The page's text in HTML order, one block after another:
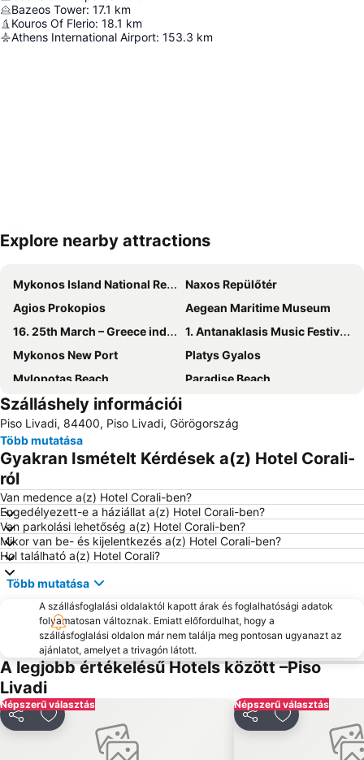
Bazeos Tower: 17.1 km
Kouros Of Flerio: 18.1 km
Athens International Airport: 153.3 km
Nagy méretű térkép
Explore nearby attractions
Mykonos Island National Repülőtér
Naxos Repülőtér
Agios Prokopios
Aegean Maritime Museum
16. 25th March – Greece independence day
1. Antanaklasis Music Festival Mykonos
Mykonos New Port
Platys Gyalos
Mylopotas Beach
Paradise Beach
Psarou Beach
Agios Ioannis Beach
Ornos Beach
Skandinavian bar
Szálláshely információi
Piso Livadi, 84400, Piso Livadi, Görögország
Több mutatása
Gyakran Ismételt Kérdések a(z) Hotel Corali-
ról
Van medence a(z) Hotel Corali-ben?
Engedélyezett-e a háziállat a(z) Hotel Corali-ben?
Van parkolási lehetőség a(z) Hotel Corali-ben?
Mikor van be- és kijelentkezés a(z) Hotel Corali-ben?
Hol található a(z) Hotel Corali?
Több mutatása
A szállásfoglalási oldalaktól kapott árak és foglalhatósági adatok
folyamatosan változnak. Emiatt előfordulhat, hogy a
szállásfoglalási oldalon már nem találja meg pontosan ugyanazt az
ajánlatot, amelyet a trivagón látott.
A legjobb értékelésű Hotels között –Piso
Livadi
Népszerű választás
MegosztásHozzáadás a kedvencekhez
Népszerű választás
MegosztásHozzáadás